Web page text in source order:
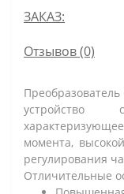
ЗАКАЗ:
Отзывов (0)
устройство
момента,
регулирования
Отличительные